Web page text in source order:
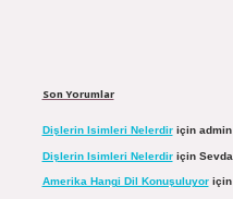
Son Yorumlar
Dişlerin Isimleri Nelerdiriçin admin
Dişlerin Isimleri Nelerdiriçin Sevda
Amerika Hangi Dil Konuşuluyoriçin